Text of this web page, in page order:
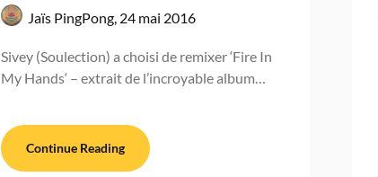
Jaïs PingPong, 24 mai 2016
Sivey (Soulection) a choisi de remixer ‘Fire In
My Hands‘ – extrait de l’incroyable album…
Continue Reading